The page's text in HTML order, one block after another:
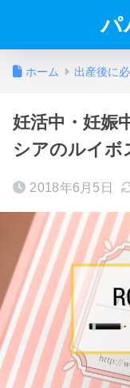
パ
ホーム 出産後に
妊活中・妊娠
シアのルイボ
2018年6月5日